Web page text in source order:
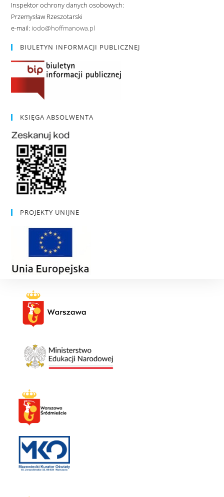
Inspektor ochrony danych osobowych:
Przemysław Rzeszotarski
e-mail: iodo@hoffmanowa.pl
BIULETYN INFORMACJI PUBLICZNEJ
KSIĘGA ABSOLWENTA
PROJEKTY UNIJNE